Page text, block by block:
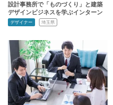
設計事務所で「ものづくり」と建築
デザインビジネスを学ぶインターン
デザイナー 埼玉県